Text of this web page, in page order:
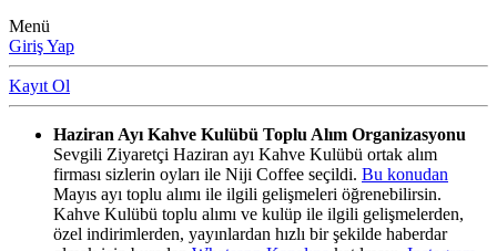
Menü
Giriş Yap
Kayıt Ol
Haziran Ayı Kahve Kulübü Toplu Alım Organizasyonu
Sevgili Ziyaretçi Haziran ayı Kahve Kulübü ortak alım
firması sizlerin oyları ile Niji Coffee seçildi. Bu konudan
Mayıs ayı toplu alımı ile ilgili gelişmeleri öğrenebilirsin.
Kahve Kulübü toplu alımı ve kulüp ile ilgili gelişmelerden,
özel indirimlerden, yayınlardan hızlı bir şekilde haberdar